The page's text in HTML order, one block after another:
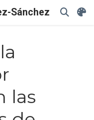
Sánchez
las